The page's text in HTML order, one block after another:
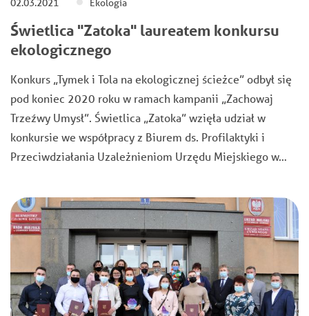
Świetlica "Zatoka" laureatem konkursu
ekologicznego
Konkurs „Tymek i Tola na ekologicznej ścieżce” odbył się
pod koniec 2020 roku w ramach kampanii „Zachowaj
Trzeźwy Umysł”. Świetlica „Zatoka” wzięła udział w
konkursie we współpracy z Biurem ds. Profilaktyki i
Przeciwdziałania Uzależnieniom Urzędu Miejskiego w…